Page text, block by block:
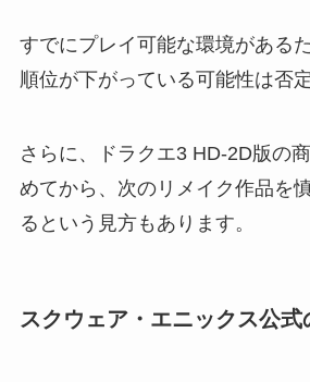
すでにプレイ可能な環境がある
順位が下がっている可能性は否
さらに、ドラクエ3 HD-2D版の
めてから、次のリメイク作品を
るという見方もあります。
スクウェア・エニックス公式